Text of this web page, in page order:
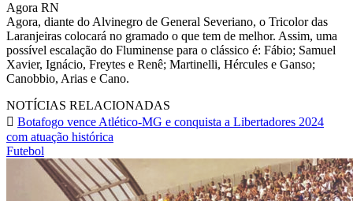
Agora, diante do Alvinegro de General Severiano, o Tricolor das
Laranjeiras colocará no gramado o que tem de melhor. Assim, uma
possível escalação do Fluminense para o clássico é: Fábio; Samuel
Xavier, Ignácio, Freytes e Renê; Martinelli, Hércules e Ganso;
Canobbio, Arias e Cano.
NOTÍCIAS RELACIONADAS
Botafogo vence Atlético-MG e conquista a Libertadores 2024
com atuação histórica
Futebol